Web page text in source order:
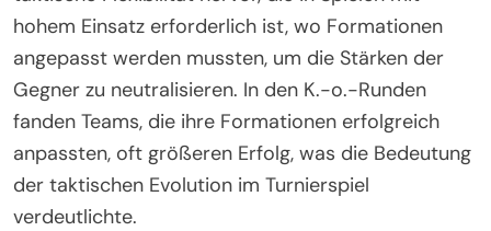
hohem Einsatz erforderlich ist, wo Formationen
angepasst werden mussten, um die Stärken der
Gegner zu neutralisieren. In den K.-o.-Runden
fanden Teams, die ihre Formationen erfolgreich
anpassten, oft größeren Erfolg, was die Bedeutung
der taktischen Evolution im Turnierspiel
verdeutlichte.